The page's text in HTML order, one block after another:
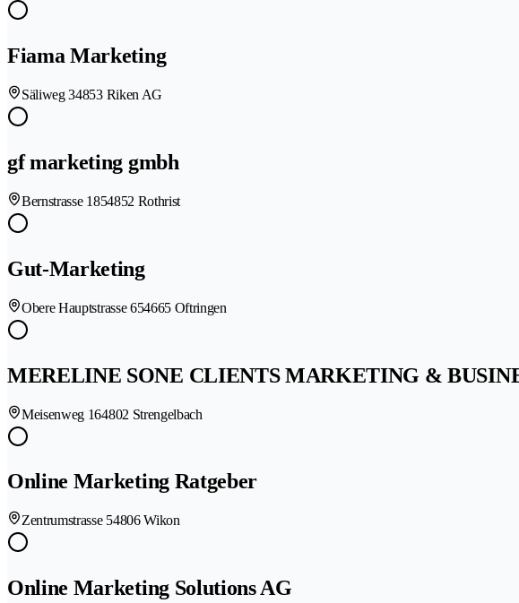
Fiama Marketing
Säliweg 34853 Riken AG
gf marketing gmbh
Bernstrasse 1854852 Rothrist
Gut-Marketing
Obere Hauptstrasse 654665 Oftringen
MERELINE SONE CLIENTS MARKETING &
Meisenweg 164802 Strengelbach
Online Marketing Ratgeber
Zentrumstrasse 54806 Wikon
Online Marketing Solutions AG